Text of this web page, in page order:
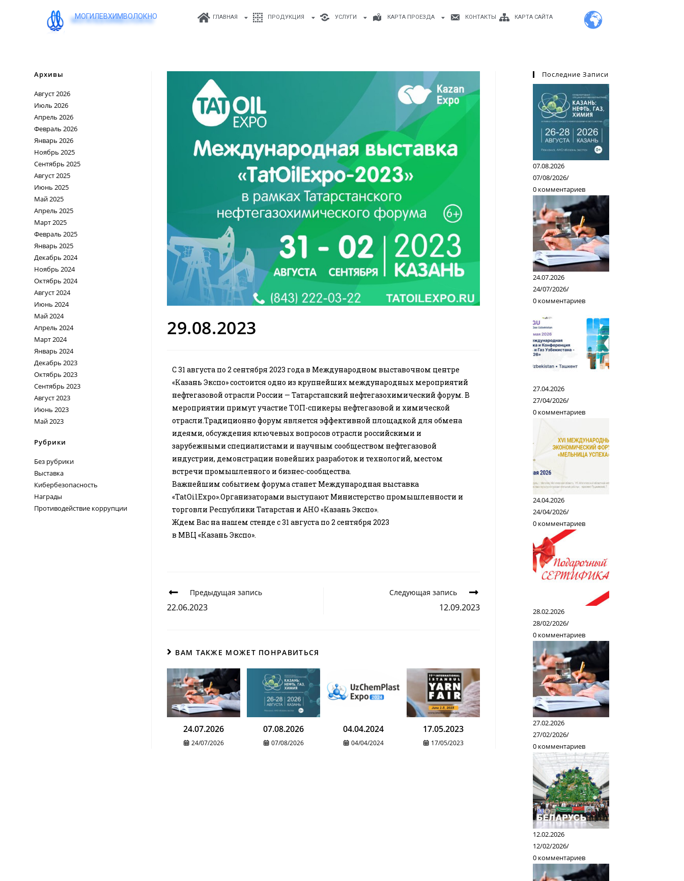
МОГИЛЕВХИМВОЛОКНО ГЛАВНАЯ ПРОДУКЦИЯ УСЛУГИ КАРТА ПРОЕЗДА КОНТАКТЫ КАРТА САЙТА
29.08.2023
С 31 августа по 2 сентября 2023 года в Международном выставочном центре
«Казань Экспо» состоится одно из крупнейших международных мероприятий
нефтегазовой отрасли России — Татарстанский нефтегазохимический форум. В
мероприятии примут участие ТОП-спикеры нефтегазовой и химической
отрасли.Традиционно форум является эффективной площадкой для обмена
идеями, обсуждения ключевых вопросов отрасли российскими и
зарубежными специалистами и научным сообществом нефтегазовой
индустрии, демонстрации новейших разработок и технологий, местом
встречи промышленного и бизнес-сообщества.
Важнейшим событием форума станет Международная выставка
«TatOilExpo».Организаторами выступают Министерство промышленности и
торговли Республики Татарстан и АНО «Казань Экспо».
Ждем Вас на нашем стенде с 31 августа по 2 сентября 2023
в МВЦ «Казань Экспо».
Предыдущая запись
22.06.2023
Следующая запись
12.09.2023
ВАМ ТАКЖЕ МОЖЕТ ПОНРАВИТЬСЯ
24.07.2026
24/07/2026
07.08.2026
07/08/2026
04.04.2024
04/04/2024
17.05.2023
17/05/2023
Архивы
Август 2026
Июль 2026
Апрель 2026
Февраль 2026
Январь 2026
Ноябрь 2025
Сентябрь 2025
Август 2025
Июнь 2025
Май 2025
Апрель 2025
Март 2025
Февраль 2025
Январь 2025
Декабрь 2024
Ноябрь 2024
Октябрь 2024
Август 2024
Июнь 2024
Май 2024
Апрель 2024
Март 2024
Январь 2024
Декабрь 2023
Октябрь 2023
Сентябрь 2023
Август 2023
Июнь 2023
Май 2023
Рубрики
Без рубрики
Выставка
Кибербезопасность
Награды
Противодействие коррупции
Последние Записи
07.08.2026
07/08/2026/
0 комментариев
24.07.2026
24/07/2026/
0 комментариев
27.04.2026
27/04/2026/
0 комментариев
24.04.2026
24/04/2026/
0 комментариев
28.02.2026
28/02/2026/
0 комментариев
27.02.2026
27/02/2026/
0 комментариев
12.02.2026
12/02/2026/
0 комментариев